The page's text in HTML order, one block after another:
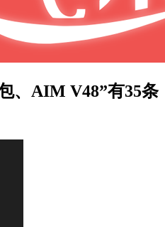
、AIM V48”有35条